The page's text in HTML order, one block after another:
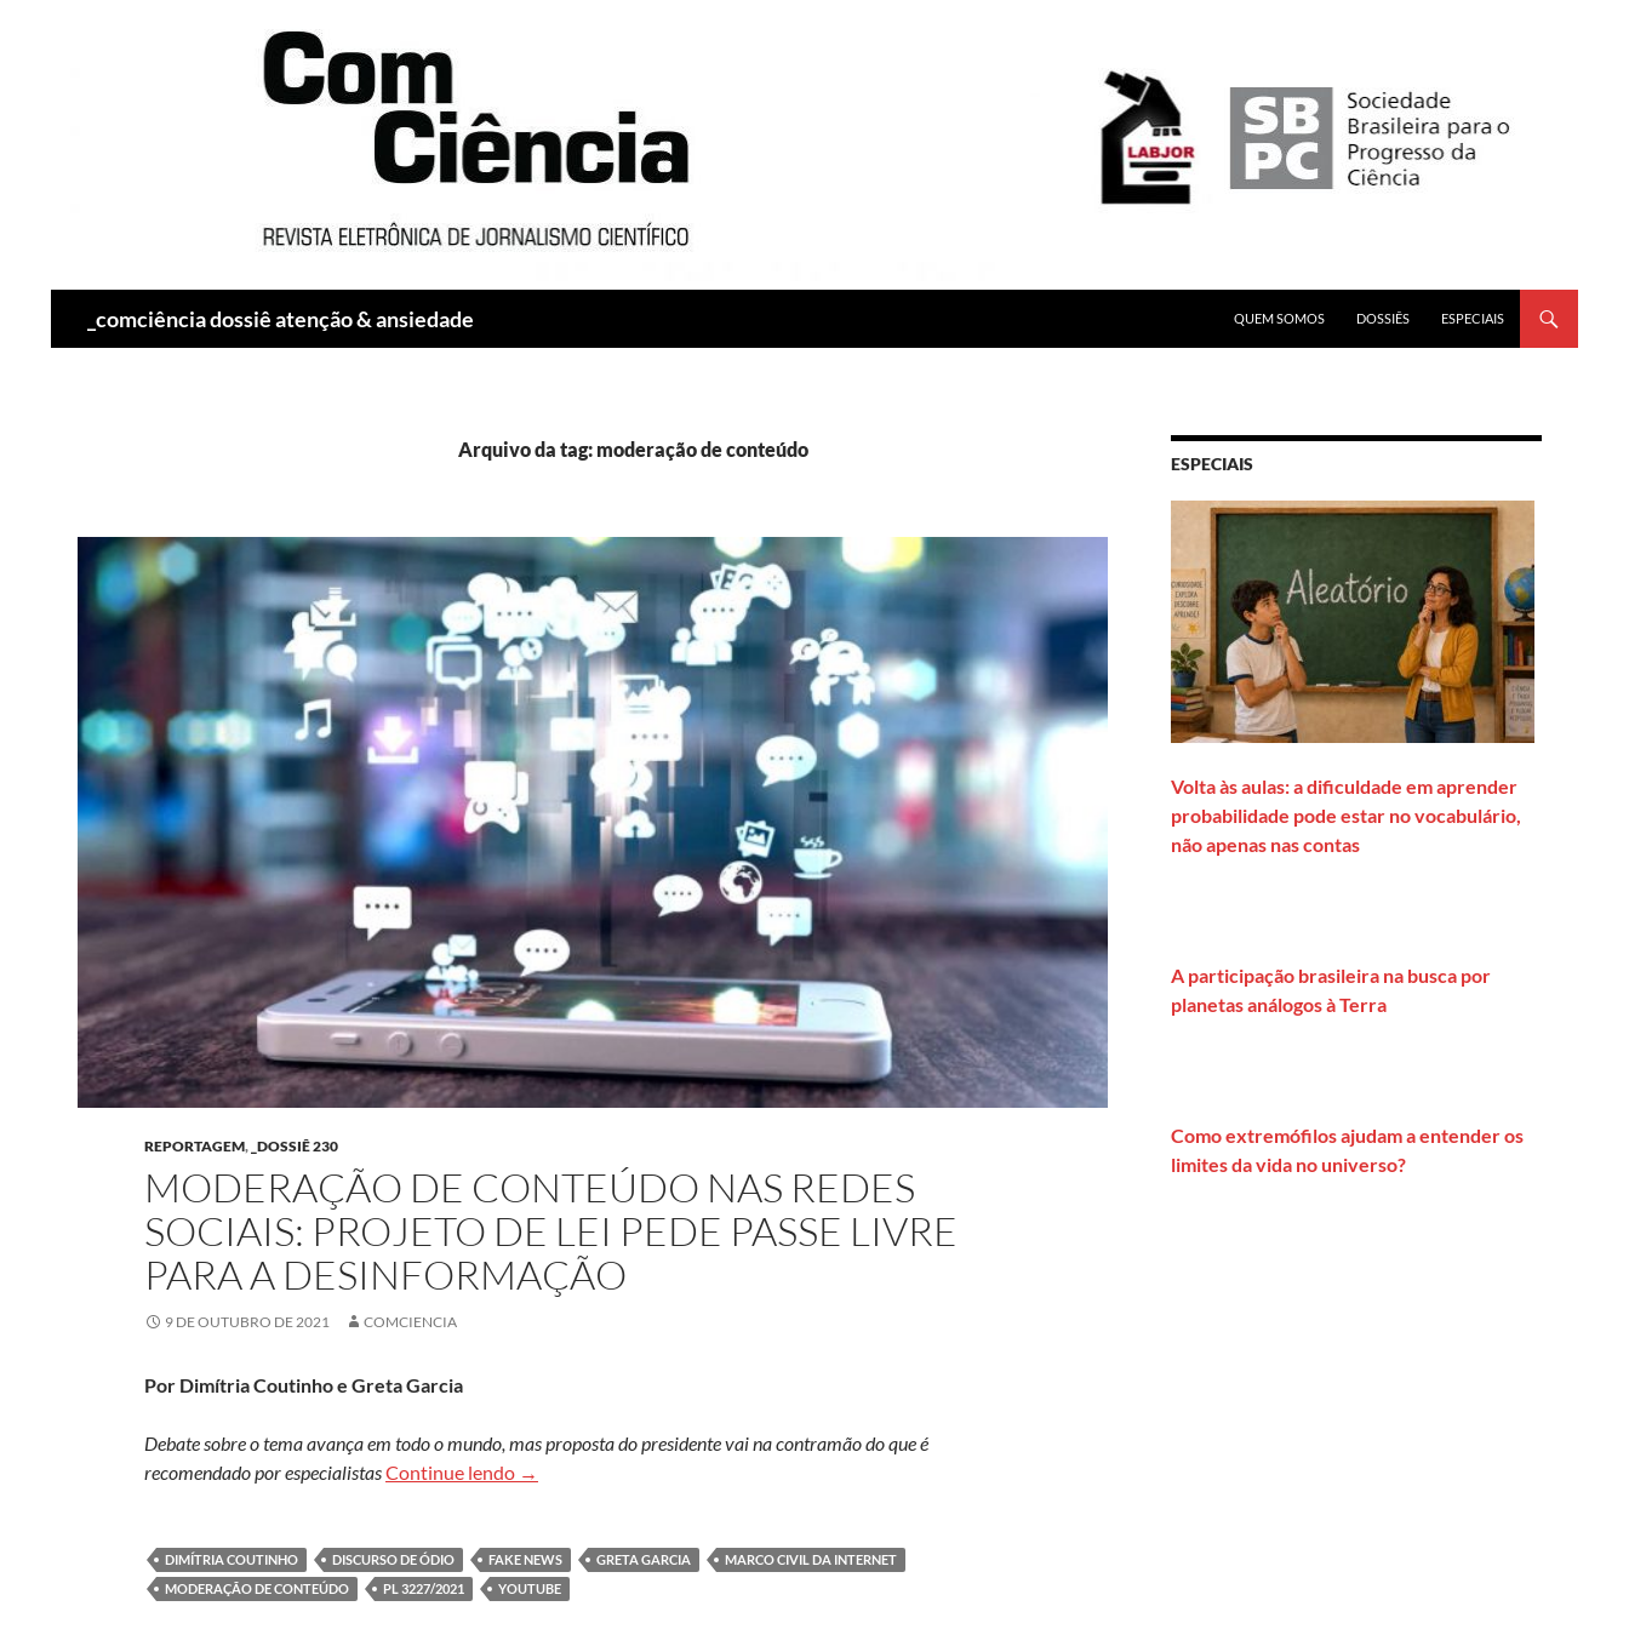
_comciência dossiê atenção & ansiedade
QUEM SOMOS
DOSSIÊS ESPECIAIS
Arquivo da tag: moderação de conteúdo
REPORTAGEM, _DOSSIÊ 230
MODERAÇÃO DE CONTEÚDO NAS REDES
SOCIAIS: PROJETO DE LEI PEDE PASSE LIVRE
PARA A DESINFORMAÇÃO
9 DE OUTUBRO DE 2021 COMCIENCIA
Por Dimítria Coutinho e Greta Garcia
Debate sobre o tema avança em todo o mundo, mas proposta do presidente vai na contramão do que é
recomendado por especialistasContinue lendo Moderação de conteúdo nas redes sociais: projeto de lei pede passe livre para a desinformação
→
DIMÍTRIA COUTINHO DISCURSO DE ÓDIO FAKE NEWS GRETA GARCIA
MARCO CIVIL DA INTERNET
MODERAÇÃO DE CONTEÚDO
PL 3227/2021 YOUTUBE
ESPECIAIS
Volta às aulas: a dificuldade em aprender
probabilidade pode estar no vocabulário,
não apenas nas contas
A participação brasileira na busca por
planetas análogos à Terra
Como extremófilos ajudam a entender os
limites da vida no universo?